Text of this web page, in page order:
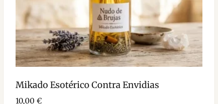
Mikado Esotérico Contra Envidias
10,00 €